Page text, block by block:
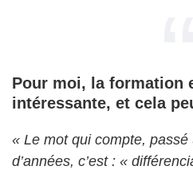
Pour moi, la formation
intéressante, et cela
« Le mot qui compte,
d’années, c’est : «